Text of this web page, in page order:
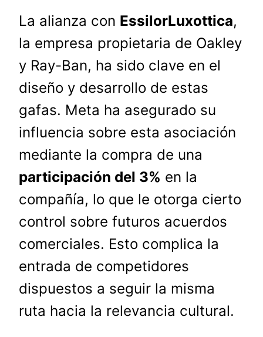
La alianza con EssilorLuxottica,
la empresa propietaria de Oakley
y Ray-Ban, ha sido clave en el
diseño y desarrollo de estas
gafas. Meta ha asegurado su
influencia sobre esta asociación
mediante la compra de una
participación del 3% en la
compañía, lo que le otorga cierto
control sobre futuros acuerdos
comerciales. Esto complica la
entrada de competidores
dispuestos a seguir la misma
ruta hacia la relevancia cultural.